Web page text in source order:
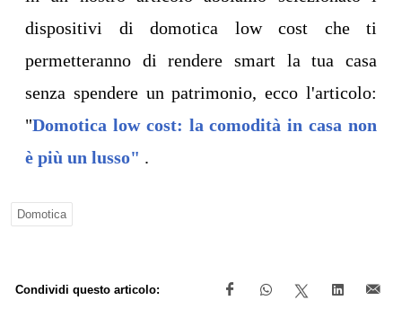
dispositivi di domotica low cost che ti
permetteranno di rendere smart la tua casa
senza spendere un patrimonio, ecco l'articolo:
"Domotica low cost: la comodità in casa non
è più un lusso" .
Domotica
Condividi questo articolo: